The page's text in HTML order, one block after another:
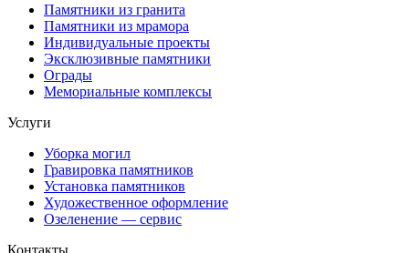
Памятники из гранита
Памятники из мрамора
Индивидуальные проекты
Эксклюзивные памятники
Ограды
Мемориальные комплексы
Услуги
Уборка могил
Гравировка памятников
Установка памятников
Художественное оформление
Озеленение — сервис
Контакты